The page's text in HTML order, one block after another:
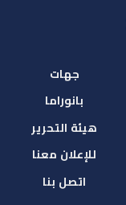
جهات
بانوراما
هيئة التحرير
للإعلان معنا
اتصل بنا